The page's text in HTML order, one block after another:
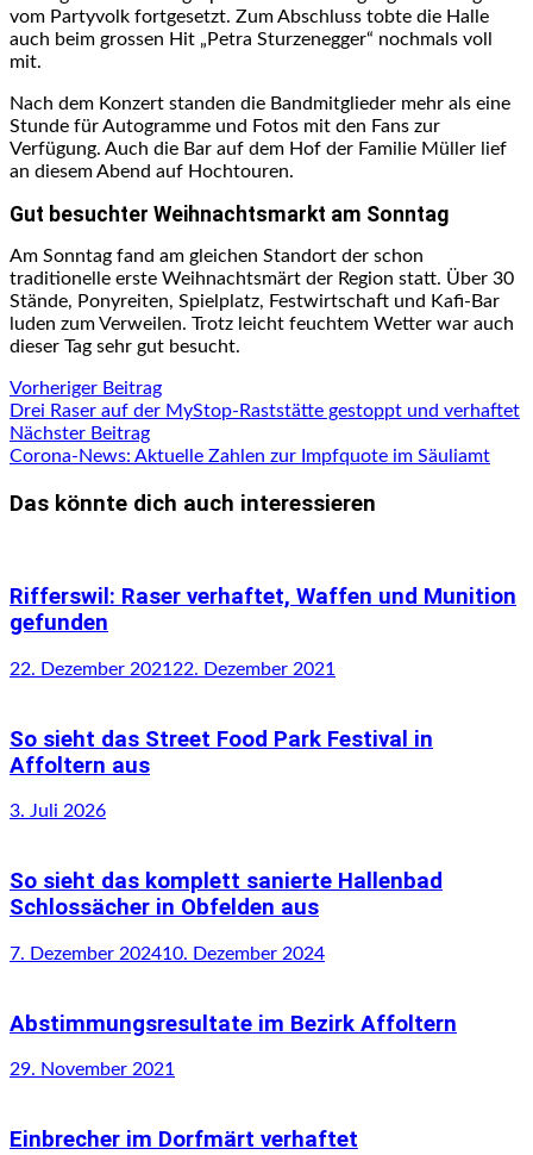
vom Partyvolk fortgesetzt. Zum Abschluss tobte die Halle
auch beim grossen Hit „Petra Sturzenegger“ nochmals voll
mit.
Nach dem Konzert standen die Bandmitglieder mehr als eine
Stunde für Autogramme und Fotos mit den Fans zur
Verfügung. Auch die Bar auf dem Hof der Familie Müller lief
an diesem Abend auf Hochtouren.
Gut besuchter Weihnachtsmarkt am Sonntag
Am Sonntag fand am gleichen Standort der schon
traditionelle erste Weihnachtsmärt der Region statt. Über 30
Stände, Ponyreiten, Spielplatz, Festwirtschaft und Kafi-Bar
luden zum Verweilen. Trotz leicht feuchtem Wetter war auch
dieser Tag sehr gut besucht.
Beitragsnavigation
Vorheriger BeitragVorheriger
Beitrag:
Drei Raser auf der MyStop-Raststätte gestoppt und verhaftet
Nächster BeitragNächster
Beitrag:
Corona-News: Aktuelle Zahlen zur Impfquote im Säuliamt
Das könnte dich auch interessieren
Rifferswil: Raser verhaftet, Waffen und Munition
gefunden
22. Dezember 2021 22. Dezember 2021
So sieht das Street Food Park Festival in
Affoltern aus
3. Juli 2026
So sieht das komplett sanierte Hallenbad
Schlossächer in Obfelden aus
7. Dezember 202410. Dezember 2024
Abstimmungsresultate im Bezirk Affoltern
29. November 2021
Einbrecher im Dorfmärt verhaftet